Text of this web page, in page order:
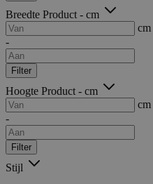
Breedte Product - cm
cm
-
Filter
Hoogte Product - cm
cm
-
Filter
Stijl